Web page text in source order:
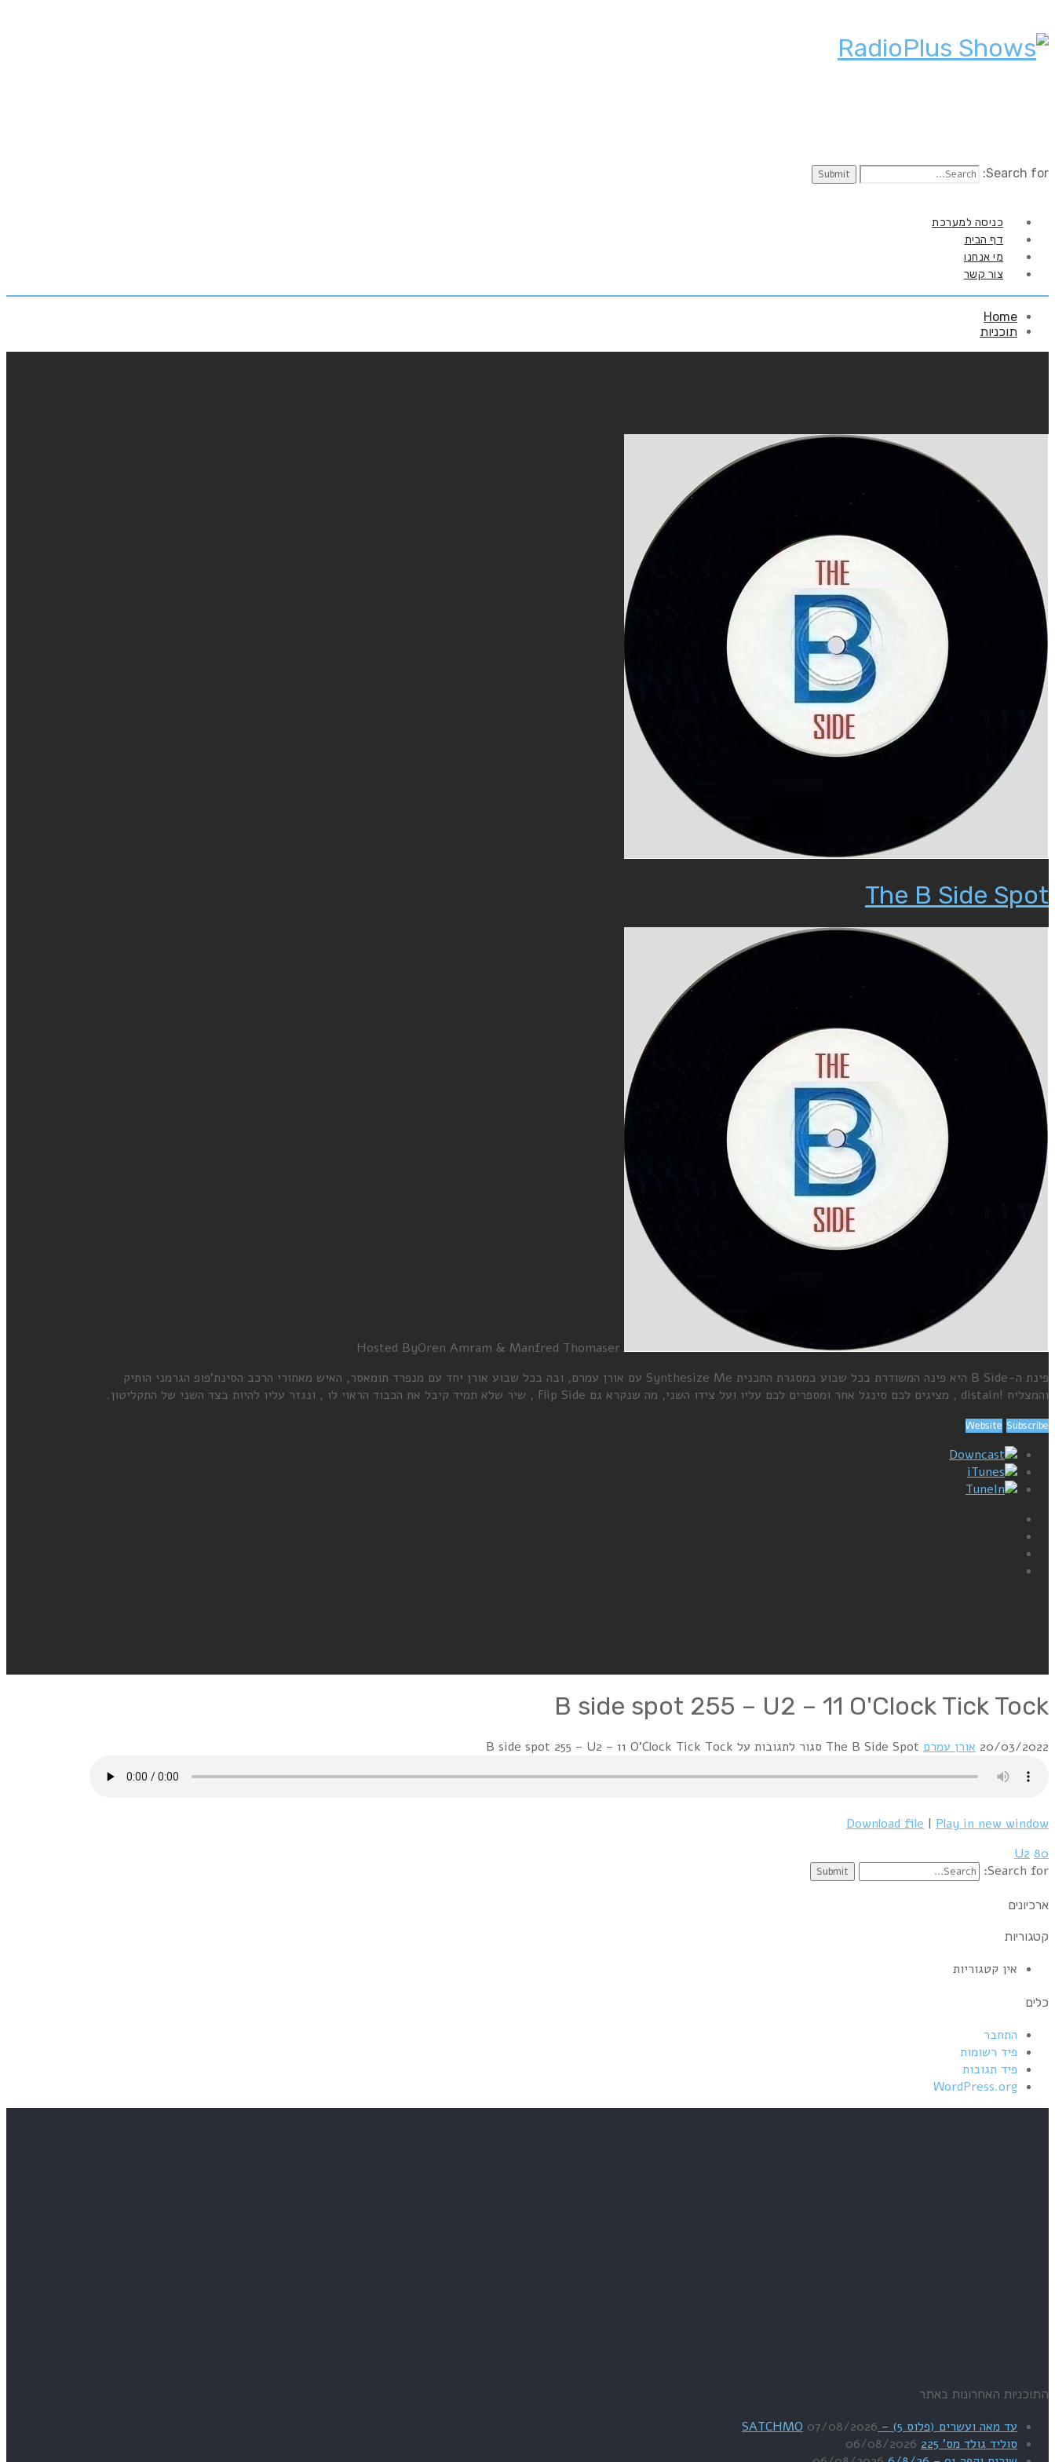
Search for:
כניסה למערכת
דף הבית
מי אנחנו
צור קשר
Home
תוכניות
The B Side Spot
Hosted ByOren Amram & Manfred Thomaser
פינת ה-B Side היא פינה המשודרת בכל שבוע במסגרת התכנית Synthesize Me עם אורן עמרם, ובה בכל שבוע אורן יחד עם מנפרד תומאסר, האיש מאחורי הרכב הסינת'פופ הגרמני הותיק
והמצליח !distain , מציגים לכם סינגל אחר ומספרים לכם עליו ועל צידו השני, מה שנקרא גם Flip Side , שיר שלא תמיד קיבל את הכבוד הראוי לו , ונגזר עליו להיות בצד השני של התקליטון.
Website Subscribe
Downcast
iTunes
TuneIn
B side spot 255 – U2 – 11 O'Clock Tick Tock
20/03/2022 אורן עמרם The B Side Spot סגור לתגובות על B side spot 255 – U2 – 11 O'Clock Tick Tock
Download file | Play in new window
80
U2
Search for:
ארכיונים
קטגוריות
אין קטגוריות
כלים
התחבר
פיד רשומות
פיד תגובות
WordPress.org
התוכניות האחרונות באתר
עד מאה ועשרים (פלוס 5) – SATCHMO
07/08/2026
סוליד גולד מס' 225
06/08/2026